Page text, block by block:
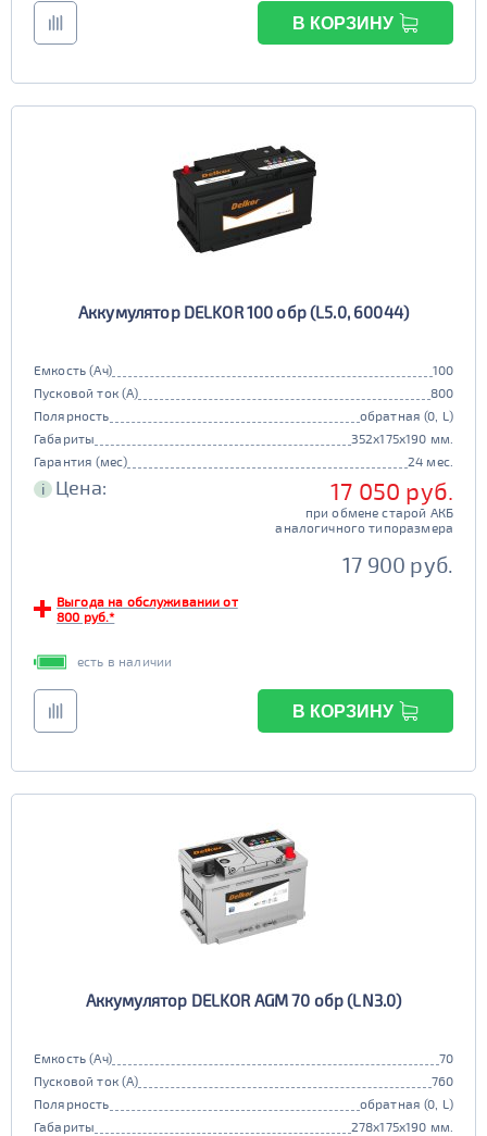
В КОРЗИНУ
Аккумулятор DELKOR 100 обр (L5.0, 60044)
Емкость (Ач)
100
Пусковой ток (А)
800
Полярность
обратная (0, L)
Габариты
352x175x190 мм.
Гарантия (мес)
24 мес.
i Цена: 17 050 руб.
при обмене старой АКБ
аналогичного типоразмера
17 900 руб.
Выгода на обслуживании от
800 руб.*
есть в наличии
В КОРЗИНУ
Аккумулятор DELKOR AGM 70 обр (LN3.0)
Емкость (Ач)
70
Пусковой ток (А)
760
Полярность
обратная (0, L)
Габариты
278x175x190 мм.